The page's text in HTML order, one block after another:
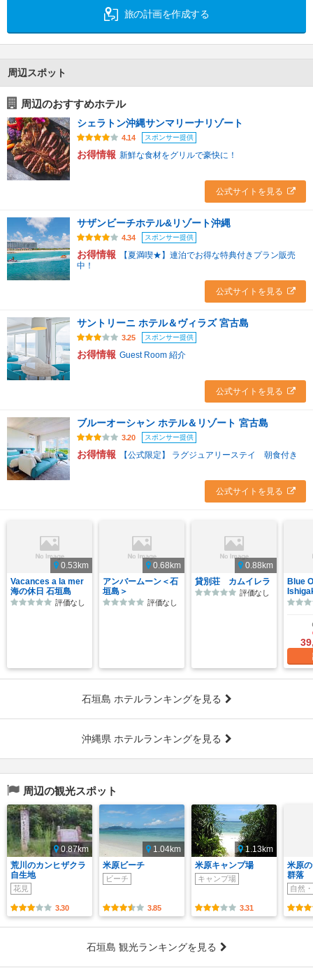
旅の計画を作成する
周辺スポット
周辺のおすすめホテル
シェラトン沖縄サンマリーナリゾート
4.14 スポンサー提供
お得情報 新鮮な食材をグリルで豪快に！
公式サイトを見る
サザンビーチホテル&リゾート沖縄
4.34 スポンサー提供
お得情報
【夏満喫★】連泊でお得な特典付きプラン販売
中！
公式サイトを見る
サントリーニ ホテル＆ヴィラズ 宮古島
3.25 スポンサー提供
お得情報 Guest Room 紹介
公式サイトを見る
ブルーオーシャン ホテル＆リゾート 宮古島
3.20 スポンサー提供
お得情報 【公式限定】 ラグジュアリーステイ 朝食付き
公式サイトを見る
0.53km
Vacances a la mer
海の休日 石垣島
評価なし
0.68km
アンバームーン＜石
垣島＞
評価なし
0.88km
貸別荘 カムイレラ
評価なし
Blue
石垣島 ホテルランキングを見る
沖縄県 ホテルランキングを見る
周辺の観光スポット
0.87km
荒川のカンヒザクラ
自生地
花見
3.30
1.04km
米原ビーチ
ビーチ
3.85
1.13km
米原キャンプ場
キャンプ場
3.31
米原
群落
自然
石垣島 観光ランキングを見る